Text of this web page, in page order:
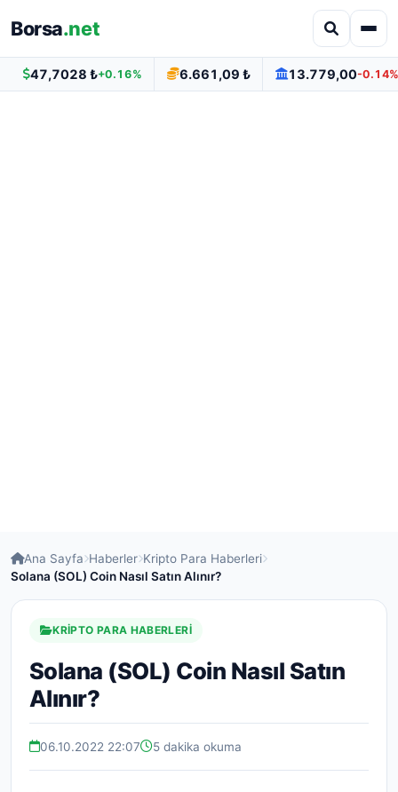
Borsa.net
47,7028 ₺+0.16% 6.661,09 ₺ 13.779,00-0.14%
Ana Sayfa Haberler Kripto Para Haberleri
Solana (SOL) Coin Nasıl Satın Alınır?
KRIPTO PARA HABERLERI
Solana (SOL) Coin Nasıl Satın
Alınır?
06.10.2022 22:07 5 dakika okuma